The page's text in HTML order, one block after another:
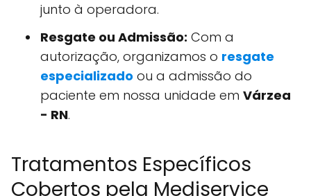
junto à operadora.
Resgate ou Admissão: Com a
autorização, organizamos o resgate
especializado ou a admissão do
paciente em nossa unidade em Várzea
- RN.
Tratamentos Específicos
Cobertos pela Mediservice